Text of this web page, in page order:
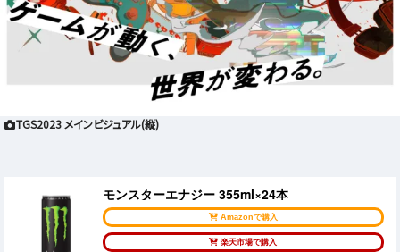
TGS2023 メインビジュアル(縦)
モンスターエナジー 355ml×24本
Amazonで購入
楽天市場で購入